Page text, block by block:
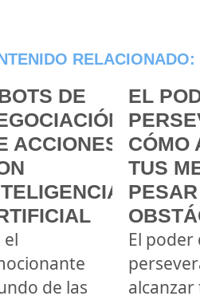
RELACIONADO:
DE
ACCIONES
el
de las
EL
CÓMO
TUS
El poder
alcanzar